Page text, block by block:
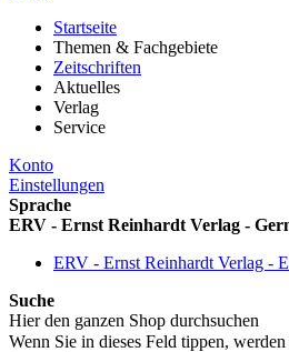
Startseite
Themen & Fachgebiete
Zeitschriften
Aktuelles
Verlag
Service
Konto
Einstellungen
Sprache
ERV - Ernst Reinhardt Verlag -
ERV - Ernst Reinhardt Verlag -
Suche
Hier den ganzen Shop durchsuchen
Wenn Sie in dieses Feld tippen,